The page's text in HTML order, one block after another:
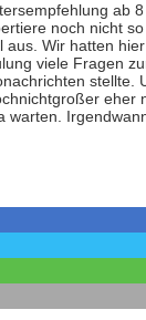
ab
noch nicht
aus. Wir hatten
viele Fragen
stellte.
eher
warten.